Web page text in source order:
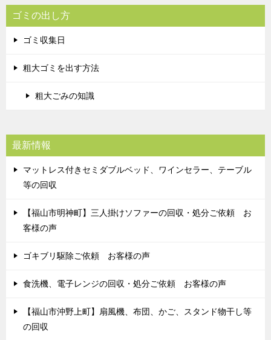
ゴミの出し方
ゴミ収集日
粗大ゴミを出す方法
粗大ごみの知識
最新情報
マットレス付きセミダブルベッド、ワインセラー、テーブル
等の回収
【福山市明神町】三人掛けソファーの回収・処分ご依頼 お
客様の声
ゴキブリ駆除ご依頼 お客様の声
食洗機、電子レンジの回収・処分ご依頼 お客様の声
【福山市沖野上町】扇風機、布団、かご、スタンド物干し等
の回収